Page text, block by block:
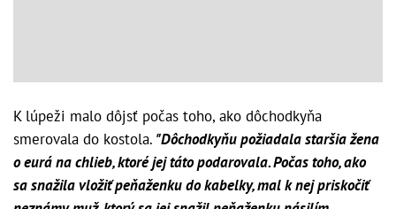
K lúpeži malo dôjsť počas toho, ako dôchodkyňa
smerovala do kostola. "Dôchodkyňu požiadala staršia žena
o eurá na chlieb, ktoré jej táto podarovala. Počas toho, ako
sa snažila vložiť peňaženku do kabelky, mal k nej priskočiť